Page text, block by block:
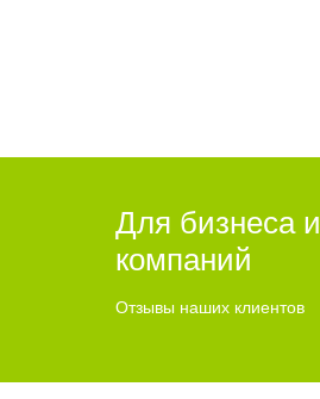
Для бизнеса и
компаний
Отзывы наших клиентов